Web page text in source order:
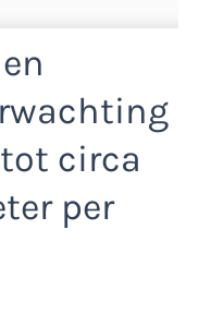
circa
per